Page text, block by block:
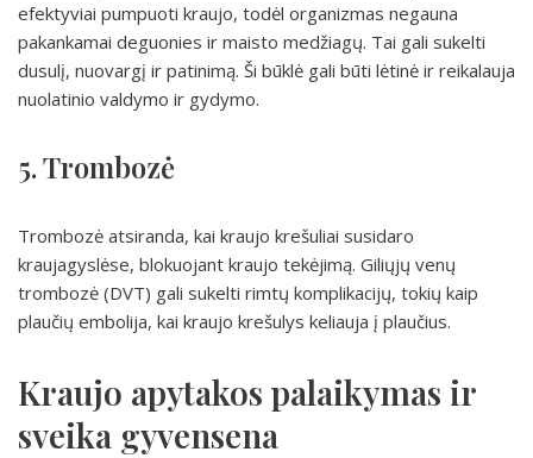
efektyviai pumpuoti kraujo, todėl organizmas negauna
pakankamai deguonies ir maisto medžiagų. Tai gali sukelti
dusulį, nuovargį ir patinimą. Ši būklė gali būti lėtinė ir reikalauja
nuolatinio valdymo ir gydymo.
5. Trombozė
Trombozė atsiranda, kai kraujo krešuliai susidaro
kraujagyslėse, blokuojant kraujo tekėjimą. Giliųjų venų
trombozė (DVT) gali sukelti rimtų komplikacijų, tokių kaip
plaučių embolija, kai kraujo krešulys keliauja į plaučius.
Kraujo apytakos palaikymas ir
sveika gyvensena